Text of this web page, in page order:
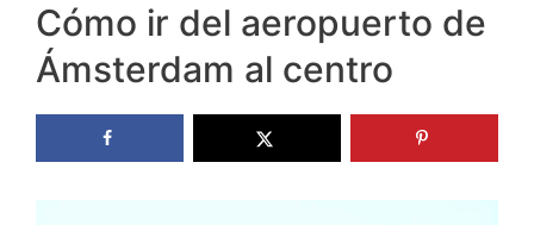
Cómo ir del aeropuerto de
Ámsterdam al centro